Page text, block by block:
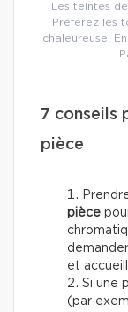
Les teintes
Préférez les
chaleureuse.
7 conseils
pièce
pièce
et
Si une
(par